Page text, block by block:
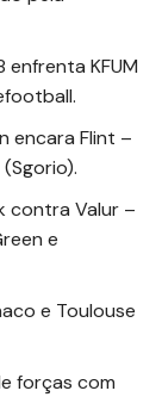
KFUM
encara Flint –
contra Valur –
e
e Toulouse
forças com